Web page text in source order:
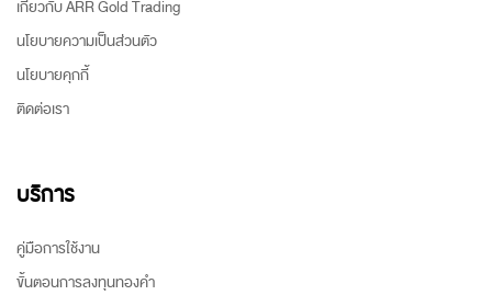
เกี่ยวกับ ARR Gold Trading
นโยบายความเป็นส่วนตัว
นโยบายคุกกี้
ติดต่อเรา
บริการ
คู่มือการใช้งาน
ขั้นตอนการลงทุนทองคำ